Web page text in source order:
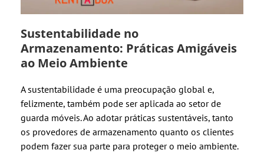
Sustentabilidade no
Armazenamento: Práticas Amigáveis
ao Meio Ambiente
A sustentabilidade é uma preocupação global e,
felizmente, também pode ser aplicada ao setor de
guarda móveis. Ao adotar práticas sustentáveis, tanto
os provedores de armazenamento quanto os clientes
podem fazer sua parte para proteger o meio ambiente.